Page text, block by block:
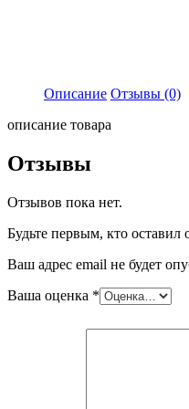
Описание Отзывы (0)
описание товара
Отзывы
Отзывов пока нет.
Будьте первым, кто оставил
Ваш адрес email не будет
Ваша оценка *